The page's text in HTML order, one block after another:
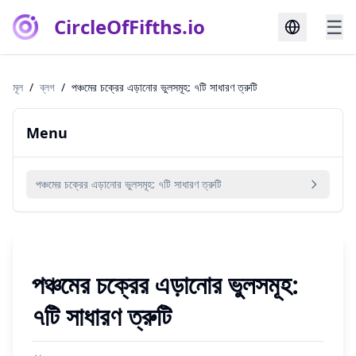
CircleOfFifths.io ☰
মূল / ব্লগ / পঞ্চমের চক্রের এড়ানোর ভুলসমূহ: ৭টি সাধারণ ত্রুটি
Menu
পঞ্চমের চক্রের এড়ানোর ভুলসমূহ: ৭টি সাধারণ ত্রুটি
পঞ্চমের চক্রের এড়ানোর ভুলসমূহ:
৭টি সাধারণ ত্রুটি